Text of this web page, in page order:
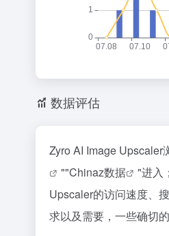
数据评估
Zyro AI Image
""Chinaz数据
"进入
Upscaler的访问速度、
求以及需要，一些确切